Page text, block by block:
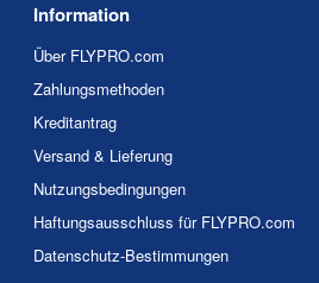
Information
Über FLYPRO.com
Zahlungsmethoden
Kreditantrag
Versand & Lieferung
Nutzungsbedingungen
Haftungsausschluss für FLYPRO.com
Datenschutz-Bestimmungen